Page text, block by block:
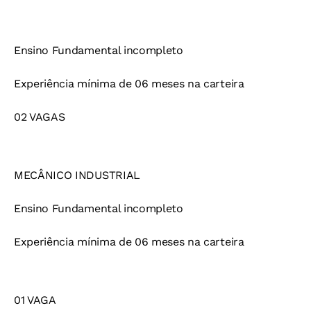
Ensino Fundamental incompleto
Experiência mínima de 06 meses na carteira
02 VAGAS
MECÂNICO INDUSTRIAL
Ensino Fundamental incompleto
Experiência mínima de 06 meses na carteira
01 VAGA